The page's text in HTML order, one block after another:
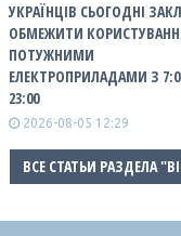
УКРАЇНЦІВ СЬОГОДНІ
ОБМЕЖИТИ
ПОТУЖНИМИ
ЕЛЕКТРОПРИЛАДАМИ З
23:00
2026-08-05 12:29
ВСЕ СТАТЬИ РАЗДЕЛА